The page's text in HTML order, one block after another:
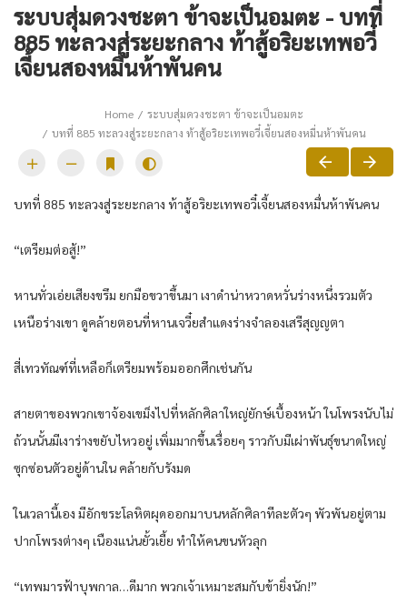
ระบบสุ่มดวงชะตา ข้าจะเป็นอมตะ - บทที่
885 ทะลวงสู่ระยะกลาง ท้าสู้อริยะเทพอวี๋
เจี้ยนสองหมื่นห้าพันคน
Home
ระบบสุ่มดวงชะตา ข้าจะเป็นอมตะ
บทที่ 885 ทะลวงสู่ระยะกลาง ท้าสู้อริยะเทพอวี๋เจี้ยนสองหมื่นห้าพันคน
บทที่ 885 ทะลวงสู่ระยะกลาง ท้าสู้อริยะเทพอวี๋เจี้ยนสองหมื่นห้าพันคน
“เตรียมต่อสู้!”
หานทั่วเอ่ยเสียงขรึม ยกมือขวาขึ้นมา เงาดำน่าหวาดหวั่นร่างหนึ่งรวมตัว
เหนือร่างเขา ดูคล้ายตอนที่หานเจวี๋ยสำแดงร่างจำลองเสรีสุญญตา
สี่เทวทัณฑ์ที่เหลือก็เตรียมพร้อมออกศึกเช่นกัน
สายตาของพวกเขาจ้องเขม็งไปที่หลักศิลาใหญ่ยักษ์เบื้องหน้า ในโพรงนับไม่
ถ้วนนั้นมีเงาร่างขยับไหวอยู่ เพิ่มมากขึ้นเรื่อยๆ ราวกับมีเผ่าพันธุ์ขนาดใหญ่
ซุกซ่อนตัวอยู่ด้านใน คล้ายกับรังมด
ในเวลานี้เอง มีอักขระโลหิตผุดออกมาบนหลักศิลาทีละตัวๆ พัวพันอยู่ตาม
ปากโพรงต่างๆ เนืองแน่นยั้วเยี้ย ทำให้คนขนหัวลุก
“เทพมารฟ้าบุพกาล…ดีมาก พวกเจ้าเหมาะสมกับข้ายิ่งนัก!”